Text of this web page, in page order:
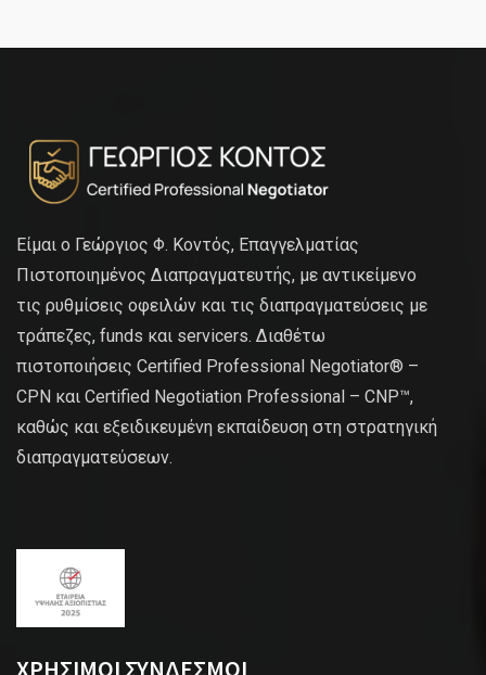
Είμαι ο Γεώργιος Φ. Κοντός, Επαγγελματίας
Πιστοποιημένος Διαπραγματευτής, με αντικείμενο
τις ρυθμίσεις οφειλών και τις διαπραγματεύσεις με
τράπεζες, funds και servicers. Διαθέτω
πιστοποιήσεις Certified Professional Negotiator® –
CPN και Certified Negotiation Professional – CNP™,
καθώς και εξειδικευμένη εκπαίδευση στη στρατηγική
διαπραγματεύσεων.
ΧΡΗΣΙΜΟΙ ΣΥΝΔΕΣΜΟΙ